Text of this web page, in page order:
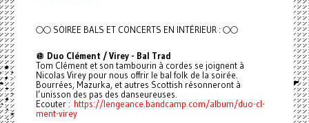
🌕🌕 SOIREE BALS ET CONCERTS EN INTÉRIEUR : 🌕🌕
🪩 Duo Clément / Virey - Bal Trad
Tom Clément et son tambourin à cordes se joignent à
Nicolas Virey pour nous offrir le bal folk de la soirée.
Bourrées, Mazurka, et autres Scottish résonneront à
l’unisson des pas des danseureuses.
Ecouter : https://lengeance.bandcamp.com/album/duo-cl-
ment-virey